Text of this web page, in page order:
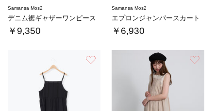
Samansa Mos2
デニム裾ギャザーワンピース
￥9,350
Samansa Mos2
エプロンジャンパースカート
￥6,930